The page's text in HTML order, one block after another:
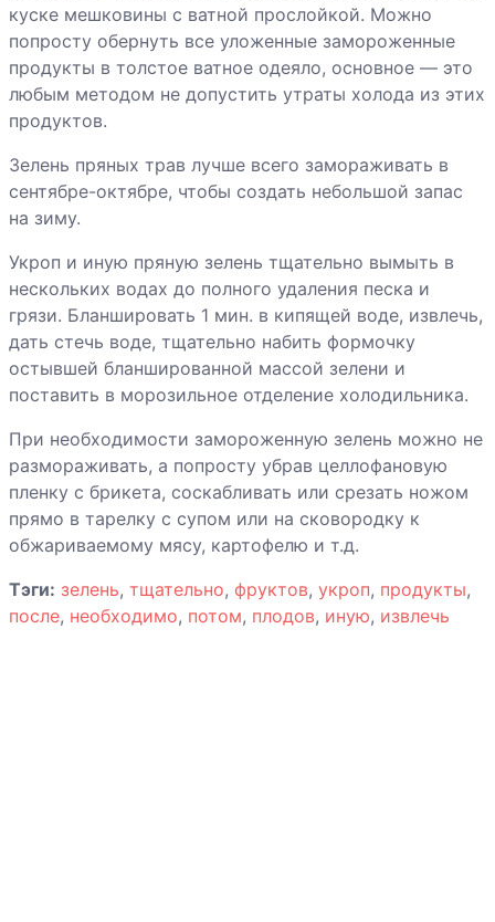
куске мешковины с ватной прослойкой. Можно
попросту обернуть все уложенные замороженные
продукты в толстое ватное одеяло, основное — это
любым методом не допустить утраты холода из этих
продуктов.
Зелень пряных трав лучше всего замораживать в
сентябре-октябре, чтобы создать небольшой запас
на зиму.
Укроп и иную пряную зелень тщательно вымыть в
нескольких водах до полного удаления песка и
грязи. Бланшировать 1 мин. в кипящей воде, извлечь,
дать стечь воде, тщательно набить формочку
остывшей бланшированной массой зелени и
поставить в морозильное отделение холодильника.
При необходимости замороженную зелень можно не
размораживать, а попросту убрав целлофановую
пленку с брикета, соскабливать или срезать ножом
прямо в тарелку с супом или на сковородку к
обжариваемому мясу, картофелю и т.д.
Тэги: зелень, тщательно, фруктов, укроп, продукты,
после, необходимо, потом, плодов, иную, извлечь